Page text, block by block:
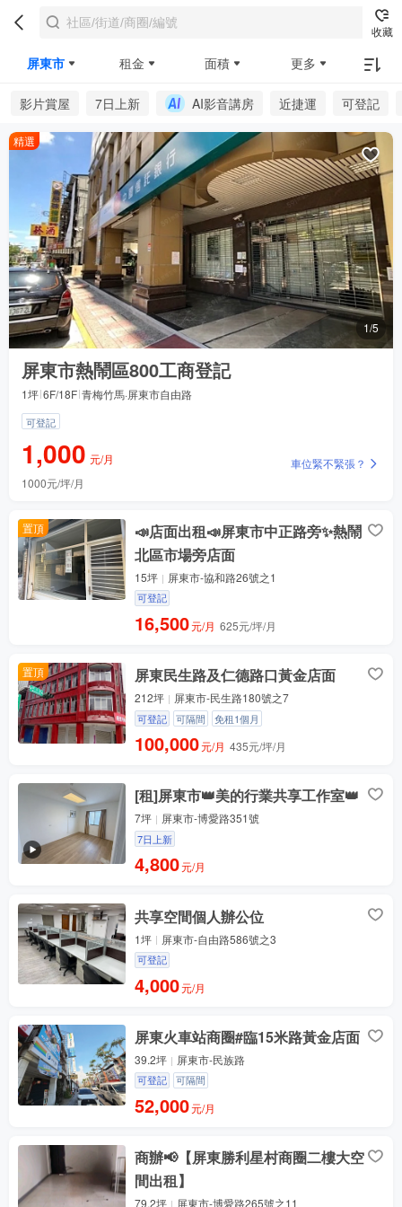
收藏
屏東市 租金 面積 更多
影片賞屋 7日上新 AI影音講房 近捷運 可登記
1/5
精選
屏東市熱鬧區800工商登記
1坪 6F/18F 青梅竹馬·屏東市自由路
可登記
1,000 元/月
1000元/坪/月
車位緊不緊張？
物業公司保全做的怎樣？
置頂
📣店面出租📣屏東市中正路旁✨熱鬧
北區市場旁店面
15坪 屏東市-協和路26號之1
可登記
16,500元/月 625元/坪/月
置頂 屏東民生路及仁德路口黃金店面
212坪 屏東市-民生路180號之7
可登記 可隔間 免租1個月
100,000元/月 435元/坪/月
[租]屏東市👑美的行業共享工作室👑
7坪 屏東市-博愛路351號
7日上新
4,800元/月
共享空間個人辦公位
1坪 屏東市-自由路586號之3
可登記
4,000元/月
屏東火車站商圈#臨15米路黃金店面
39.2坪 屏東市-民族路
可登記 可隔間
52,000元/月
商辦📢【屏東勝利星村商圈二樓大空
間出租】
79.2坪 屏東市-博愛路265號之11